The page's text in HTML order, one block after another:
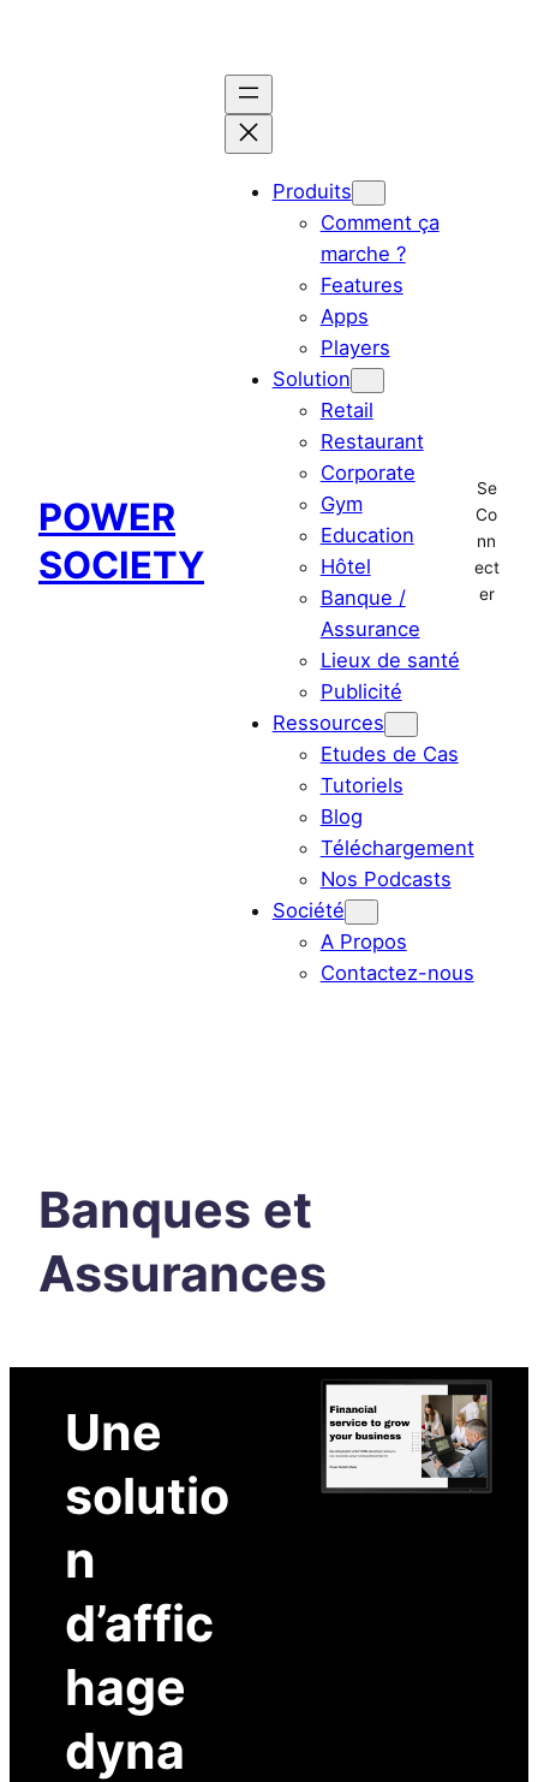
POWER
SOCIETY
Produits
Comment ça
marche ?
Features
Apps
Players
Solution
Retail
Restaurant
Corporate
Gym
Education
Hôtel
Banque /
Assurance
Lieux de santé
Publicité
Ressources
Etudes de Cas
Tutoriels
Blog
Téléchargement
Nos Podcasts
Société
A Propos
Contactez-nous
Se
Co
nn
ect
er
Banques et
Assurances
Une
solutio
n
d’affic
hage
dyna